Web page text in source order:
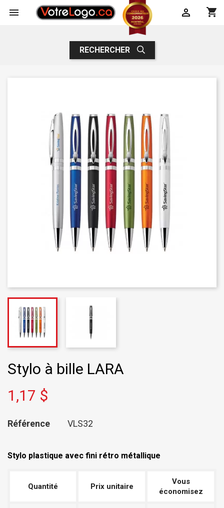
 shopping_cart

RECHERCHER
Stylo à bille LARA
1,17 $
Référence VLS32
Stylo plastique avec fini rétro métallique
Quantité Prix unitaire
Vous
économisez